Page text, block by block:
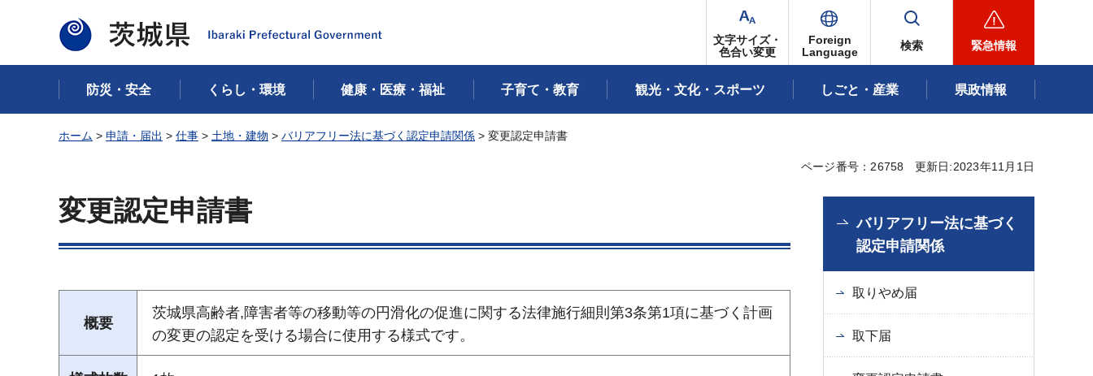
茨城県
文字サイズ・
色合い変更
Foreign
Language
検索 緊急情報
防災・安全 くらし・環境 健康・医療・福祉 子育て・教育 観光・文化・スポーツ しごと・産業 県政情報
ホーム > 申請・届出 > 仕事 > 土地・建物 > バリアフリー法に基づく認定申請関係 > 変更認定申請書
ページ番号：26758 更新日:2023年11月1日
変更認定申請書
概要
茨城県高齢者,障害者等の移動等の円滑化の促進に関する法律施行細則第3条第1項に基づく計画
の変更の認定を受ける場合に使用する様式です。
バリアフリー法に基づく
認定申請関係
取りやめ届
取下届